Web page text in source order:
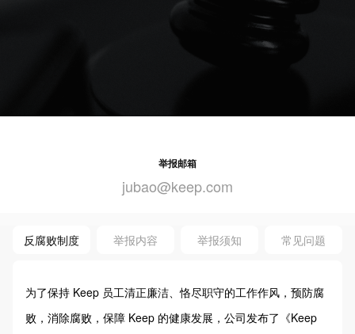
举报邮箱
jubao@keep.com
反腐败制度 举报内容 举报须知 常见问题
为了保持 Keep 员工清正廉洁、恪尽职守的工作作风，预防腐
败，消除腐败，保障 Keep 的健康发展，公司发布了《Keep